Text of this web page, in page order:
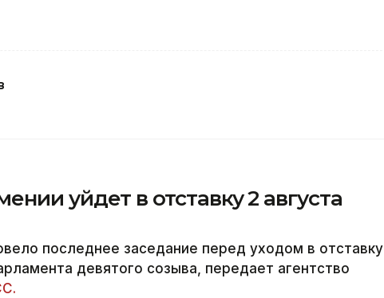
уйдет в отставку 2 августа
последнее заседание перед уходом в отставку
девятого созыва, передает агентство